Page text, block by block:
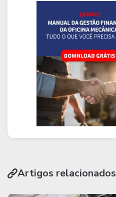
Artigos relacionados